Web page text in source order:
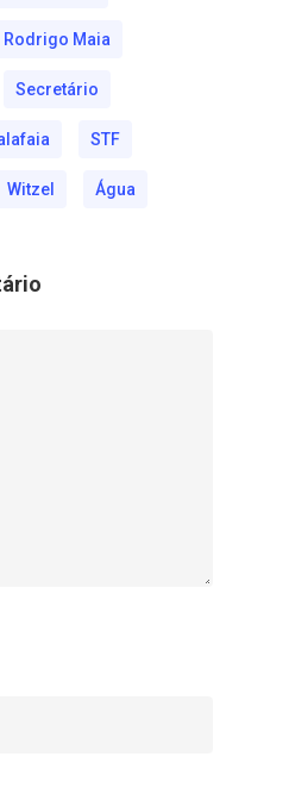
Rodrigo Maia
Secretário
STF
Witzel Água